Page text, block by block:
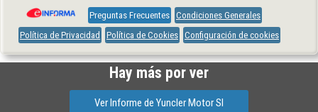
Preguntas Frecuentes Condiciones Generales
Política de Privacidad
Política de Cookies Configuración de cookies
Hay más por ver
Ver Informe de Yuncler Motor Sl